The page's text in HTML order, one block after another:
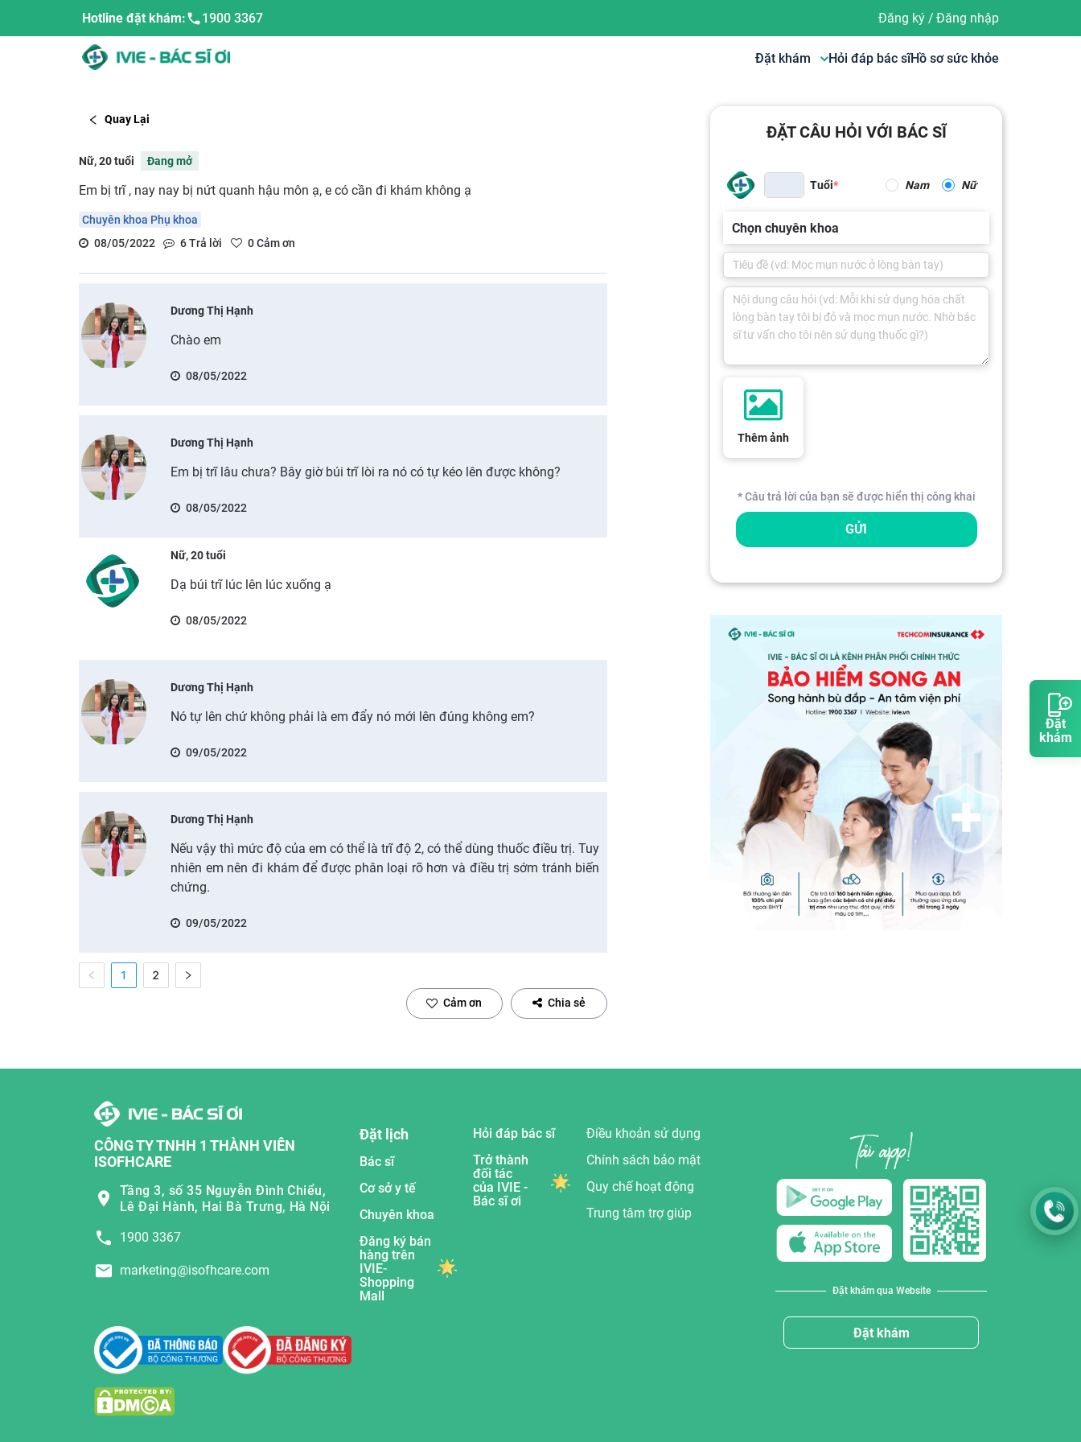
Đặt
khám
Hotline đặt khám: 1900 3367 Đăng ký/ Đăng nhập
Đặt khám Hỏi đáp bác sĩHồ sơ sức khỏe
Quay Lại
Nữ, 20 tuổi Đang mở
Em bị trĩ , nay nay bị nứt quanh hậu môn ạ, e có cần đi khám không ạ
Chuyên khoa Phụ khoa
08/05/2022
6Trả lời 0Cảm ơn
Dương Thị Hạnh
Chào em
08/05/2022
Dương Thị Hạnh
Em bị trĩ lâu chưa? Bây giờ búi trĩ lòi ra nó có tự kéo lên được không?
08/05/2022
Nữ, 20 tuổi
Dạ búi trĩ lúc lên lúc xuống ạ
08/05/2022
Dương Thị Hạnh
Nó tự lên chứ không phải là em đẩy nó mới lên đúng không em?
09/05/2022
Dương Thị Hạnh
Nếu vậy thì mức độ của em có thể là trĩ độ 2, có thể dùng thuốc điều trị. Tuy
nhiên em nên đi khám để được phân loại rõ hơn và điều trị sớm tránh biến
chứng.
09/05/2022
1 2
Cảm ơn Chia sẻ
ĐẶT CÂU HỎI VỚI BÁC SĨ
Tuổi Nam Nữ
Chọn chuyên khoa
Thêm ảnh
* Câu trả lời của bạn sẽ được hiển thị công khai
GỬI
CÔNG TY TNHH 1 THÀNH VIÊN
ISOFHCARE
Tầng 3, số 35 Nguyễn Đình Chiểu,
Lê Đại Hành, Hai Bà Trưng, Hà Nội
1900 3367
marketing@isofhcare.com
Đặt lịch
Bác sĩ
Cơ sở y tế
Chuyên khoa
Đăng ký bán
hàng trên
IVIE-
Shopping
Mall
Hỏi đáp bác sĩ
Trở thành
đối tác
của IVIE -
Bác sĩ ơi
Điều khoản sử dụng
Chính sách bảo mật
Quy chế hoạt động
Trung tâm trợ giúp
Đặt khám qua Website
Đặt khám